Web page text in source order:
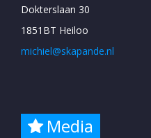
Dokterslaan 30
1851BT Heiloo
michiel@skapande.nl
Media